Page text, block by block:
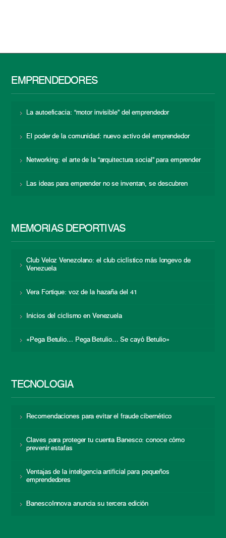
EMPRENDEDORES
La autoeficacia: “motor invisible” del emprendedor
El poder de la comunidad: nuevo activo del emprendedor
Networking: el arte de la “arquitectura social” para emprender
Las ideas para emprender no se inventan, se descubren
MEMORIAS DEPORTIVAS
Club Veloz Venezolano: el club ciclístico más longevo de
Venezuela
Vera Fortique: voz de la hazaña del 41
Inicios del ciclismo en Venezuela
«Pega Betulio… Pega Betulio… Se cayó Betulio»
TECNOLOGÍA
Recomendaciones para evitar el fraude cibernético
Claves para proteger tu cuenta Banesco: conoce cómo
prevenir estafas
Ventajas de la inteligencia artificial para pequeños
emprendedores
BanescoInnova anuncia su tercera edición